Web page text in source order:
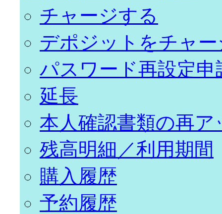
チャージする
デポジットをチャ
パスワード再設定申
延長
本人確認書類の再ア
残高明細／利用期間
購入履歴
予約履歴